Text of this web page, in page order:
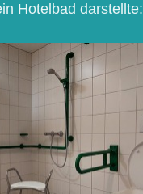
Hotelbad darstellte: